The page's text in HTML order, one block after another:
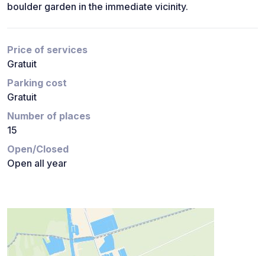
boulder garden in the immediate vicinity.
Price of services
Gratuit
Parking cost
Gratuit
Number of places
15
Open/Closed
Open all year